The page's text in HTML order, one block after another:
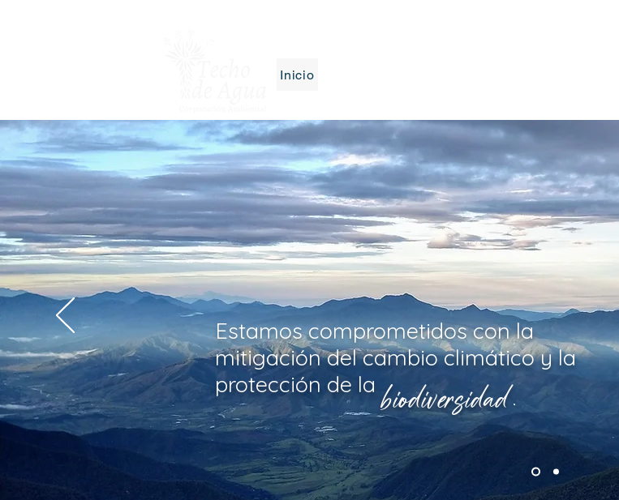
Inicio
Estamos comprometidos con la
mitigación del cambio climático y la
protección de la biodiversidad.